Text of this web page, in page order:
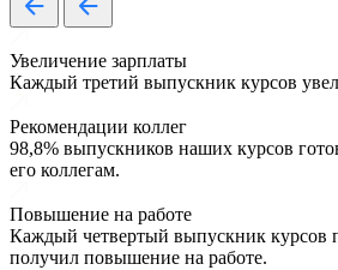
Увеличение зарплаты
Каждый третий выпускник курсов
Рекомендации коллег
98,8% выпускников наших курсов
его коллегам.
Повышение на работе
Каждый четвертый выпускник курсов
получил повышение на работе.